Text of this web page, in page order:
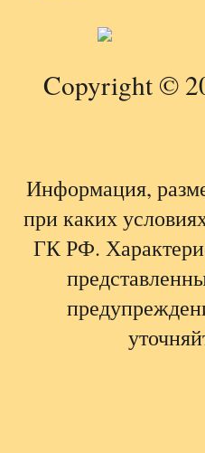
Copyright ©
Информация,
при каких
ГК РФ.